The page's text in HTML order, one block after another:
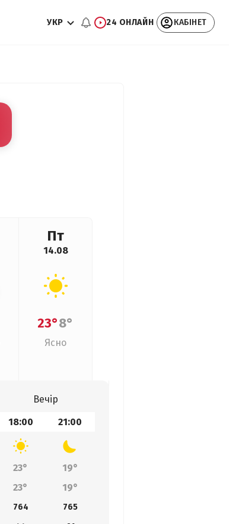
УКР 24 ОНЛАЙН КАБІНЕТ
Пт
14.08
23°8°
Ясно
Вечір
18:00 21:00
23°
19°
23° 19°
764
765